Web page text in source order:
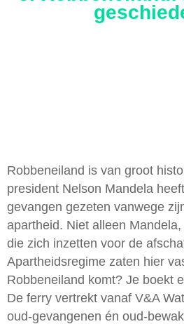
Robbeneiland is van groot
president Nelson Mandela
gevangen gezeten vanwege
apartheid. Niet alleen
die zich inzetten voor de
Apartheidsregime zaten hier
Robbeneiland komt? Je boekt
De ferry vertrekt vanaf V&A
oud-gevangenen én oud-